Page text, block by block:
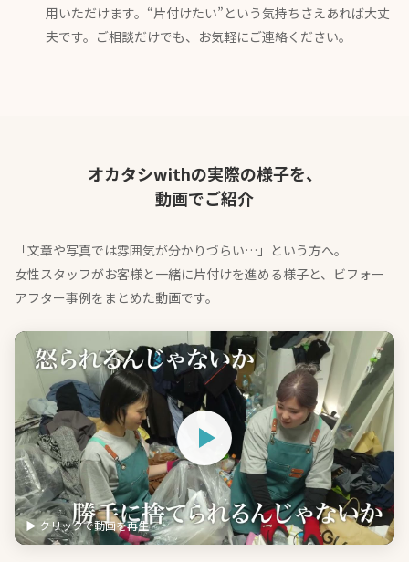
用いただけます。“片付けたい”という気持ちさえあれば大丈
夫です。ご相談だけでも、お気軽にご連絡ください。
オカタシwithの実際の様子を、
動画でご紹介
「文章や写真では雰囲気が分かりづらい…」という方へ。
女性スタッフがお客様と一緒に片付けを進める様子と、ビフォー
アフター事例をまとめた動画です。
▶ クリックで動画を再生